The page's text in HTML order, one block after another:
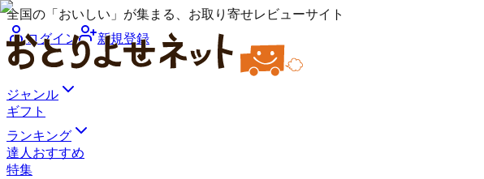
全国の「おいしい」が集まる、お取り寄せレビューサイト
ログイン
新規登録
ジャンル
ギフト
ランキング
達人おすすめ
特集